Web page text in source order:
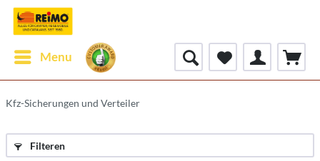
Menu
Kfz-Sicherungen und Verteiler
Filteren